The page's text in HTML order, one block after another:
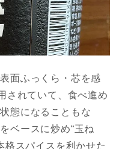
面ふっくら・芯を感
されていて、食べ進め
態になることもな
ベースに炒め“玉ね
格スパイスを利かせた